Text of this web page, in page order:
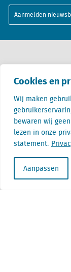
Cookies en
Wij maken
bewaren wij
lezen in onze
statement.
Aanpassen
Aanmelden
Contact
+31 (0) 85 760 3283
+32 (0) 2 267 2800
info@locatus.com
Kantoren
Nederland